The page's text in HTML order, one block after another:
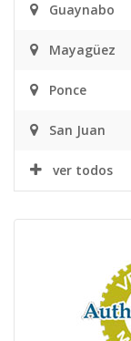
Guaynabo
Mayagüez
Ponce
San Juan
ver todos